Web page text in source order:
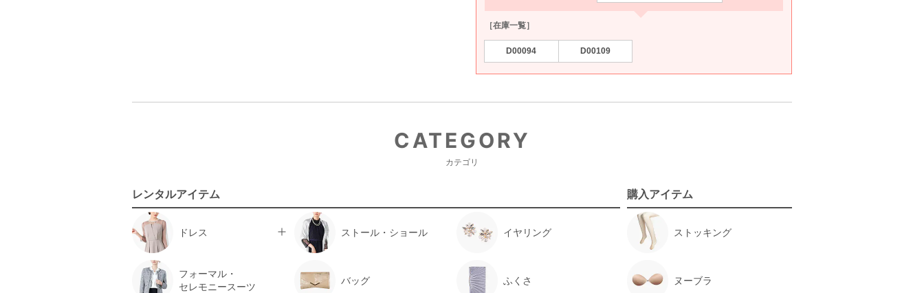
［在庫一覧］
D00094 D00109
CATEGORY
カテゴリ
レンタルアイテム
ドレス ストール・ショール イヤリング
フォーマル・
セレモニースーツ
バッグ ふくさ
購入アイテム
ストッキング
ヌーブラ